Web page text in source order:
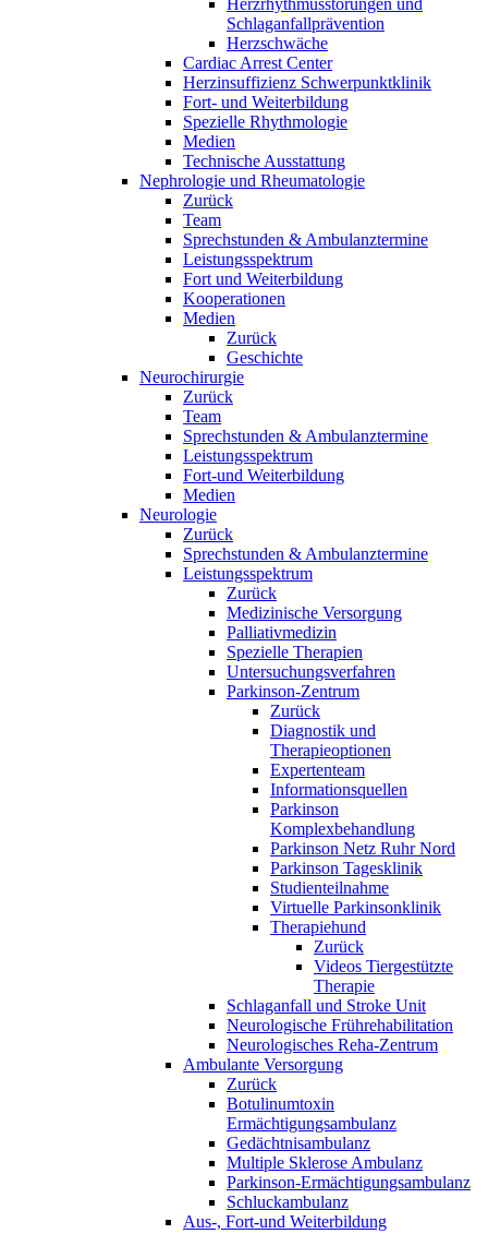
Herzrhythmusstörungen und
Schlaganfallprävention
Herzschwäche
Cardiac Arrest Center
Herzinsuffizienz Schwerpunktklinik
Fort- und Weiterbildung
Spezielle Rhythmologie
Medien
Technische Ausstattung
Nephrologie und Rheumatologie
Zurück
Team
Sprechstunden & Ambulanztermine
Leistungsspektrum
Fort und Weiterbildung
Kooperationen
Medien
Zurück
Geschichte
Neurochirurgie
Zurück
Team
Sprechstunden & Ambulanztermine
Leistungsspektrum
Fort-und Weiterbildung
Medien
Neurologie
Zurück
Sprechstunden & Ambulanztermine
Leistungsspektrum
Zurück
Medizinische Versorgung
Palliativmedizin
Spezielle Therapien
Untersuchungsverfahren
Parkinson-Zentrum
Zurück
Diagnostik und
Therapieoptionen
Expertenteam
Informationsquellen
Parkinson
Komplexbehandlung
Parkinson Netz Ruhr Nord
Parkinson Tagesklinik
Studienteilnahme
Virtuelle Parkinsonklinik
Therapiehund
Zurück
Videos Tiergestützte
Therapie
Schlaganfall und Stroke Unit
Neurologische Frührehabilitation
Neurologisches Reha-Zentrum
Ambulante Versorgung
Zurück
Botulinumtoxin
Ermächtigungsambulanz
Gedächtnisambulanz
Multiple Sklerose Ambulanz
Parkinson-Ermächtigungsambulanz
Schluckambulanz
Aus-, Fort-und Weiterbildung